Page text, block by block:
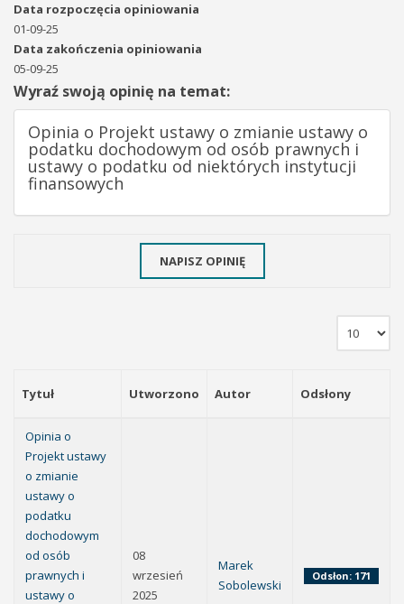
Data rozpoczęcia opiniowania
01-09-25
Data zakończenia opiniowania
05-09-25
Wyraź swoją opinię na temat:
Opinia o Projekt ustawy o zmianie ustawy o
podatku dochodowym od osób prawnych i
ustawy o podatku od niektórych instytucji
finansowych
NAPISZ OPINIĘ
Tytuł Utworzono Autor Odsłony
Opinia o
Projekt ustawy
o zmianie
ustawy o
podatku
dochodowym
od osób
prawnych i
ustawy o
08
wrzesień
2025
Marek
Sobolewski
Odsłon: 171